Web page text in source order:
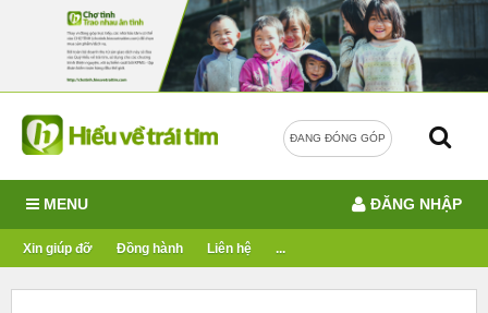
ĐANG ĐÓNG GÓP
MENU
Xin giúp đỡ Đồng hành Liên hệ ...
ĐĂNG NHẬP